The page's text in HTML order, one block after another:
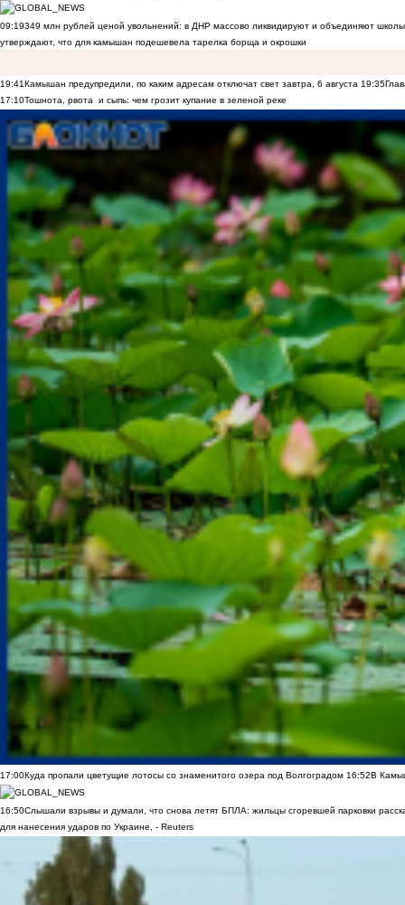
09:19349 млн рублей ценой увольнений: в ДНР массово ликвидируют и объединяют
утверждают, что для камышан подешевела тарелка борща и окрошки
19:41Камышан предупредили, по каким адресам отключат свет завтра, 6 августа 19:35
17:10Тошнота, рвота и сыпь: чем грозит купание в зеленой реке
17:00Куда пропали цветущие лотосы со знаменитого озера под Волгоградом 16:52В
16:50Слышали взрывы и думали, что снова летят БПЛА: жильцы сгоревшей парковки
для нанесения ударов по Украине, - Reuters